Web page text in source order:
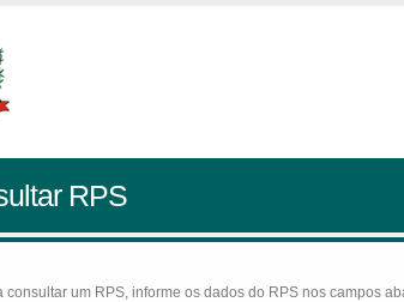
RPS
consultar um RPS, informe os dados do RPS nos campos